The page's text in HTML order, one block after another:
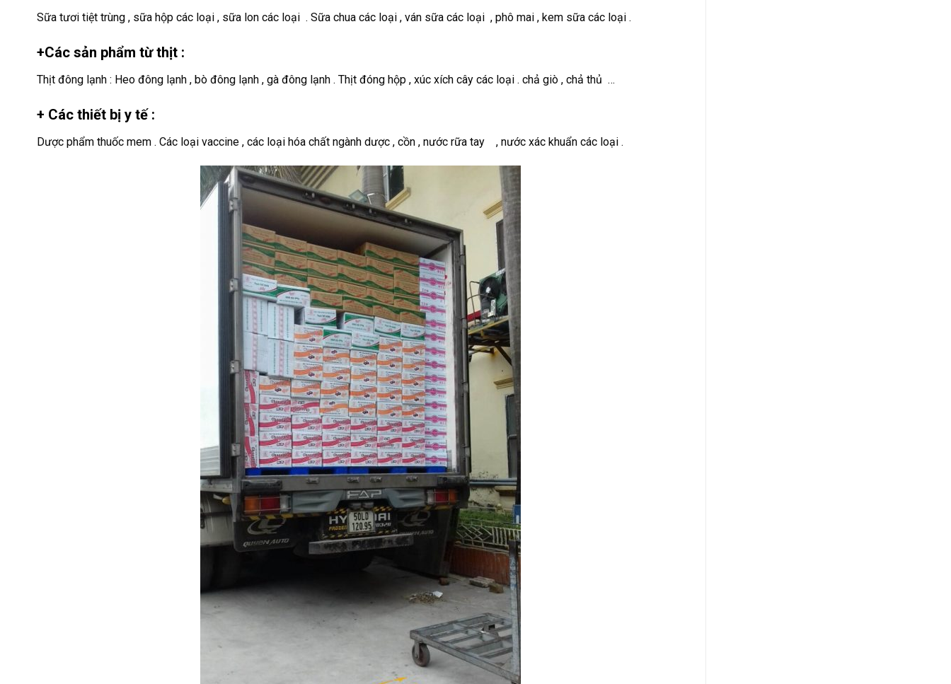
Sữa tươi tiệt trùng , sữa hộp các loại , sữa lon các loại . Sữa chua các loại , ván sữa các loại , phô mai , kem sữa các loại .
+Các sản phẩm từ thịt :
Thịt đông lạnh : Heo đông lạnh , bò đông lạnh , gà đông lạnh . Thịt đóng hộp , xúc xích cây các loại . chả giò , chả thủ …
+ Các thiết bị y tế :
Dược phẩm thuốc mem . Các loại vaccine , các loại hóa chất ngành dược , cồn , nước rữa tay , nước xác khuẩn các loại .